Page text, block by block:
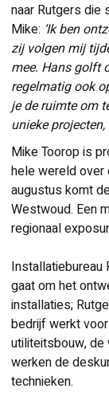
naar Rutgers die
Mike: ‘Ik ben
zij volgen mij
mee. Hans golft
regelmatig ook
je de ruimte om
unieke
Mike Toorop is
hele wereld
augustus komt
Westwoud. Een
regionaal
Installatiebureau
gaat om het
installaties;
bedrijf werkt
utiliteitsbouw, de
werken de
technieken.